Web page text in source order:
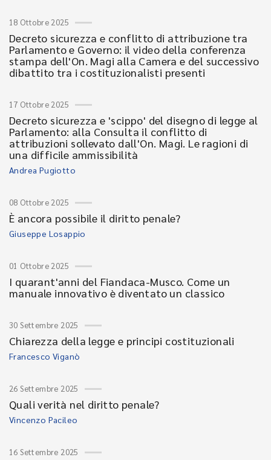
18 Ottobre 2025
Decreto sicurezza e conflitto di attribuzione tra
Parlamento e Governo: il video della conferenza
stampa dell'On. Magi alla Camera e del successivo
dibattito tra i costituzionalisti presenti
17 Ottobre 2025
Decreto sicurezza e 'scippo' del disegno di legge al
Parlamento: alla Consulta il conflitto di
attribuzioni sollevato dall'On. Magi. Le ragioni di
una difficile ammissibilità
Andrea Pugiotto
08 Ottobre 2025
È ancora possibile il diritto penale?
Giuseppe Losappio
01 Ottobre 2025
I quarant'anni del Fiandaca-Musco. Come un
manuale innovativo è diventato un classico
30 Settembre 2025
Chiarezza della legge e principi costituzionali
Francesco Viganò
26 Settembre 2025
Quali verità nel diritto penale?
Vincenzo Pacileo
16 Settembre 2025